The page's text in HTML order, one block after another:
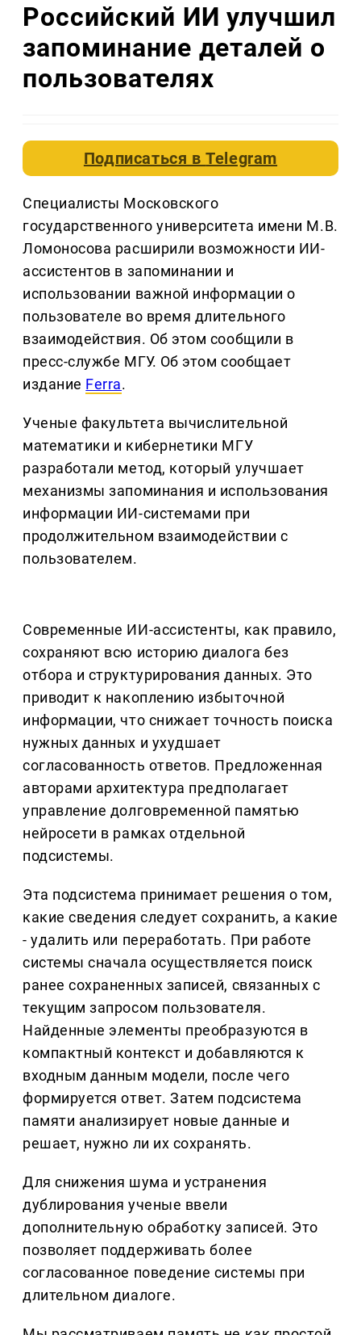
Российский ИИ улучшил
запоминание деталей о
пользователях
Подписаться вTelegram
Специалисты Московского
государственного университета имени М.В.
Ломоносова расширили возможности ИИ-
ассистентов в запоминании и
использовании важной информации о
пользователе во время длительного
взаимодействия. Об этом сообщили в
пресс-службе МГУ. Об этом сообщает
издание Ferra.
Ученые факультета вычислительной
математики и кибернетики МГУ
разработали метод, который улучшает
механизмы запоминания и использования
информации ИИ-системами при
продолжительном взаимодействии с
пользователем.
Современные ИИ-ассистенты, как правило,
сохраняют всю историю диалога без
отбора и структурирования данных. Это
приводит к накоплению избыточной
информации, что снижает точность поиска
нужных данных и ухудшает
согласованность ответов. Предложенная
авторами архитектура предполагает
управление долговременной памятью
нейросети в рамках отдельной
подсистемы.
Эта подсистема принимает решения о том,
какие сведения следует сохранить, а какие
- удалить или переработать. При работе
системы сначала осуществляется поиск
ранее сохраненных записей, связанных с
текущим запросом пользователя.
Найденные элементы преобразуются в
компактный контекст и добавляются к
входным данным модели, после чего
формируется ответ. Затем подсистема
памяти анализирует новые данные и
решает, нужно ли их сохранять.
Для снижения шума и устранения
дублирования ученые ввели
дополнительную обработку записей. Это
позволяет поддерживать более
согласованное поведение системы при
длительном диалоге.